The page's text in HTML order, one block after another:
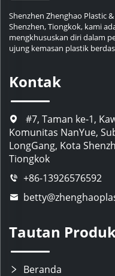
Shenzhen Zhenghao Plastic
Shenzhen, Tiongkok, kami
mengkhususkan diri dalam
ujung kemasan plastik
Kontak
#7, Taman ke-1,
Komunitas NanYue,
LongGang, Kota
Tiongkok
+86-13926576592
Tautan
Beranda